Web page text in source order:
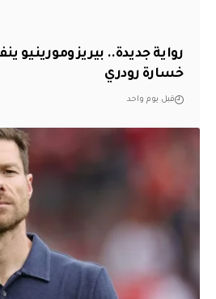
رواية جديدة.. بيريز ومورينيو
خسارة رودري
قبل يوم واحد